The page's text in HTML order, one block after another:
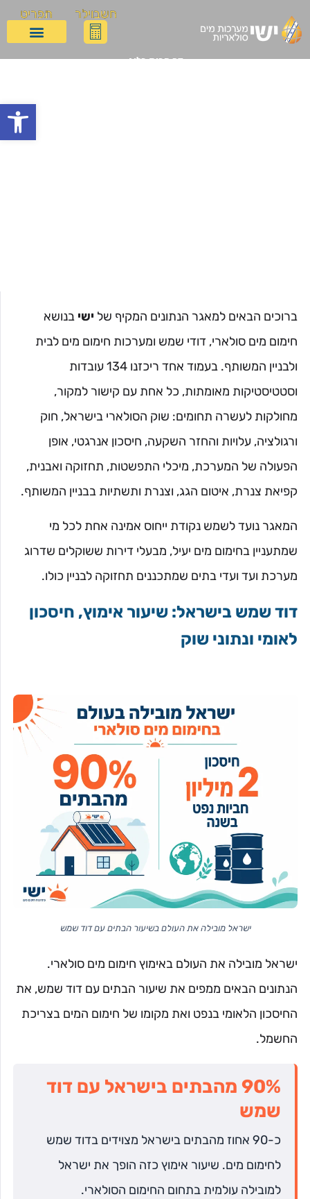
חשבוילר תפריט
דף הביתבלוג
מאגר העובדות והנתונים
על דוד שמש וחימום מים:
ברוכים הבאים למאגר הנתונים המקיף של ישי בנושא
חימום מים סולארי, דודי שמש ומערכות חימום מים לבית
ולבניין המשותף. בעמוד אחד ריכזנו 134 עובדות
וסטטיסטיקות מאומתות, כל אחת עם קישור למקור,
מחולקות לעשרה תחומים: שוק הסולארי בישראל, חוק
ורגולציה, עלויות והחזר השקעה, חיסכון אנרגטי, אופן
הפעולה של המערכת, מיכלי התפשטות, תחזוקה ואבנית,
קפיאת צנרת, איטום הגג, וצנרת ותשתיות בבניין המשותף.
המאגר נועד לשמש נקודת ייחוס אמינה אחת לכל מי
שמתעניין בחימום מים יעיל, מבעלי דירות ששוקלים שדרוג
מערכת ועד ועדי בתים שמתכננים תחזוקה לבניין כולו.
דוד שמש בישראל: שיעור אימוץ, חיסכון
לאומי ונתוני שוק
ישראל מובילה את העולם בשיעור הבתים עם דוד שמש
ישראל מובילה את העולם באימוץ חימום מים סולארי.
הנתונים הבאים ממפים את שיעור הבתים עם דוד שמש, את
החיסכון הלאומי בנפט ואת מקומו של חימום המים בצריכת
החשמל.
90% מהבתים בישראל עם דוד
שמש
כ-90 אחוז מהבתים בישראל מצוידים בדוד שמש
לחימום מים. שיעור אימוץ כזה הופך את ישראל
למובילה עולמית בתחום החימום הסולארי.